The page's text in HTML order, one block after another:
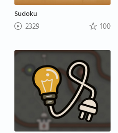
Sudoku
2329 100